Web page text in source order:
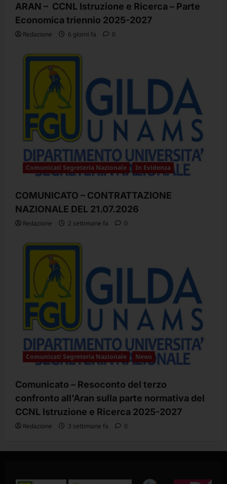
ARAN – CCNL Istruzione e Ricerca – Parte
Economica triennio 2025-2027
Redazione 6 giorni fa 0
Comunicati Segreteria Nazionale In Evidenza
COMUNICATO – CONTRATTAZIONE
NAZIONALE DEL 21.07.2026
Redazione 2 settimane fa 0
Comunicati Segreteria Nazionale News
Comunicato – Resoconto del terzo
confronto all’Aran sulla parte normativa del
CCNL Istruzione e Ricerca 2025-2027
Redazione 3 settimane fa 0